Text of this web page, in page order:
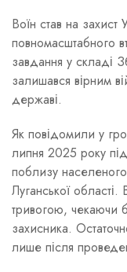
Воїн став на захист
повномасштабного
завдання у складі
залишався вірним
державі.
Як повідомили у
липня 2025 року
поблизу населеного
Луганської
тривогою, чекаючи
захисника.
лише після